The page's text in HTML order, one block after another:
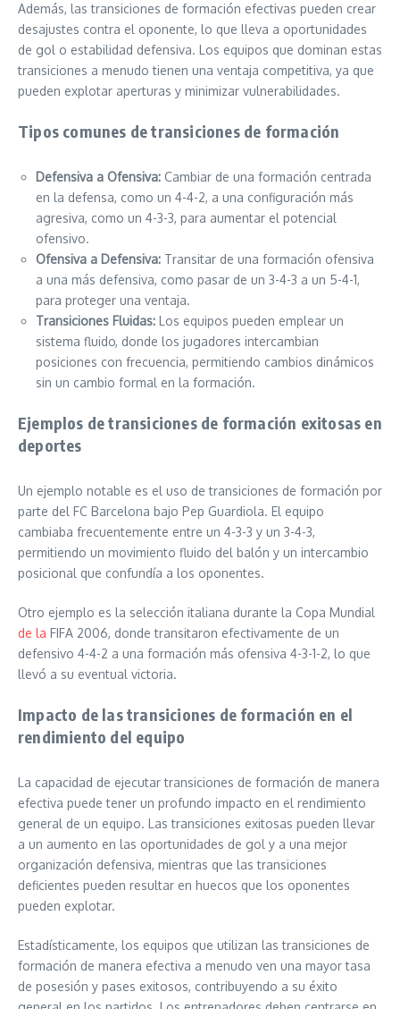
Además, las transiciones de formación efectivas pueden crear
desajustes contra el oponente, lo que lleva a oportunidades
de gol o estabilidad defensiva. Los equipos que dominan estas
transiciones a menudo tienen una ventaja competitiva, ya que
pueden explotar aperturas y minimizar vulnerabilidades.
Tipos comunes de transiciones de formación
Defensiva a Ofensiva: Cambiar de una formación centrada
en la defensa, como un 4-4-2, a una configuración más
agresiva, como un 4-3-3, para aumentar el potencial
ofensivo.
Ofensiva a Defensiva: Transitar de una formación ofensiva
a una más defensiva, como pasar de un 3-4-3 a un 5-4-1,
para proteger una ventaja.
Transiciones Fluidas: Los equipos pueden emplear un
sistema fluido, donde los jugadores intercambian
posiciones con frecuencia, permitiendo cambios dinámicos
sin un cambio formal en la formación.
Ejemplos de transiciones de formación exitosas en
deportes
Un ejemplo notable es el uso de transiciones de formación por
parte del FC Barcelona bajo Pep Guardiola. El equipo
cambiaba frecuentemente entre un 4-3-3 y un 3-4-3,
permitiendo un movimiento fluido del balón y un intercambio
posicional que confundía a los oponentes.
Otro ejemplo es la selección italiana durante la Copa Mundial
de la FIFA 2006, donde transitaron efectivamente de un
defensivo 4-4-2 a una formación más ofensiva 4-3-1-2, lo que
llevó a su eventual victoria.
Impacto de las transiciones de formación en el
rendimiento del equipo
La capacidad de ejecutar transiciones de formación de manera
efectiva puede tener un profundo impacto en el rendimiento
general de un equipo. Las transiciones exitosas pueden llevar
a un aumento en las oportunidades de gol y a una mejor
organización defensiva, mientras que las transiciones
deficientes pueden resultar en huecos que los oponentes
pueden explotar.
Estadísticamente, los equipos que utilizan las transiciones de
formación de manera efectiva a menudo ven una mayor tasa
de posesión y pases exitosos, contribuyendo a su éxito